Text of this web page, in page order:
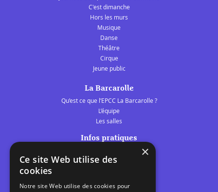
C'est dimanche
Hors les murs
Musique
Danse
Théâtre
Cirque
Jeune public
La Barcarolle
Qu’est ce que l’EPCC La Barcarolle ?
L’équipe
Les salles
Infos pratiques
Les belles scènes audomaroises
×
Ce site Web utilise des
cookies
Notre site Web utilise des cookies pour